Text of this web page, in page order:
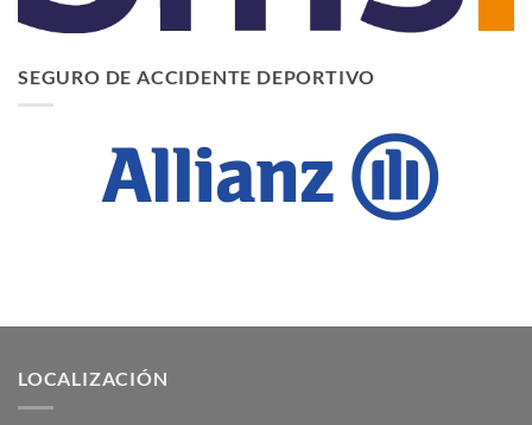
SEGURO DE ACCIDENTE DEPORTIVO
LOCALIZACIÓN